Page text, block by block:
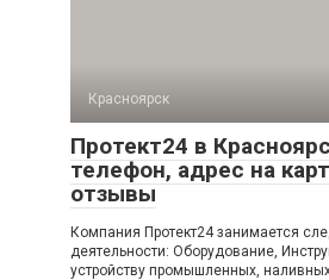
Красноярск
Протект24 в
телефон, адрес на
отзывы
Компания Протект24 занимается
деятельности: Оборудование,
устройству промышленных,